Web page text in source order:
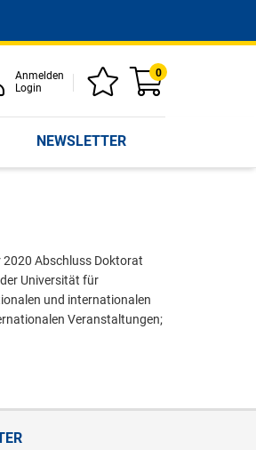
Anmelden
Login
0
NEWSLETTER
2020 Abschluss Doktorat
Universität für
und internationalen
Veranstaltungen;